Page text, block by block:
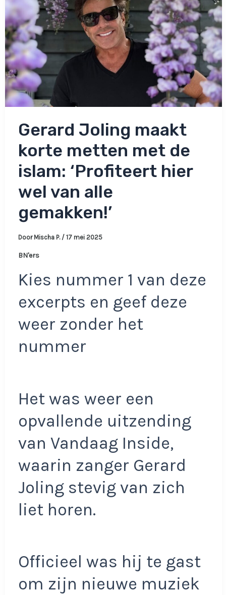
Gerard Joling maakt
korte metten met de
islam: ‘Profiteert hier
wel van alle
gemakken!’
Door Mischa P. / 17 mei 2025
BN'ers
Kies nummer 1 van deze
excerpts en geef deze
weer zonder het
nummer
Het was weer een
opvallende uitzending
van Vandaag Inside,
waarin zanger Gerard
Joling stevig van zich
liet horen.
Officieel was hij te gast
om zijn nieuwe muziek